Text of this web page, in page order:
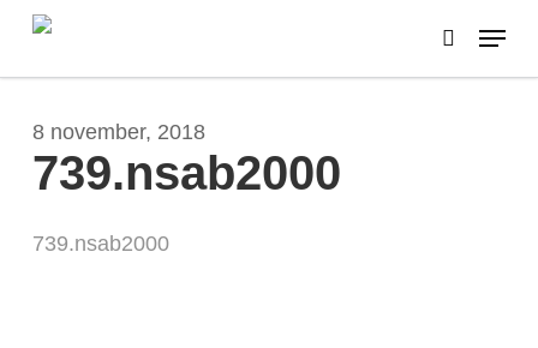
Skip
main
search
Menu
8 november, 2018
739.nsab2000
739.nsab2000